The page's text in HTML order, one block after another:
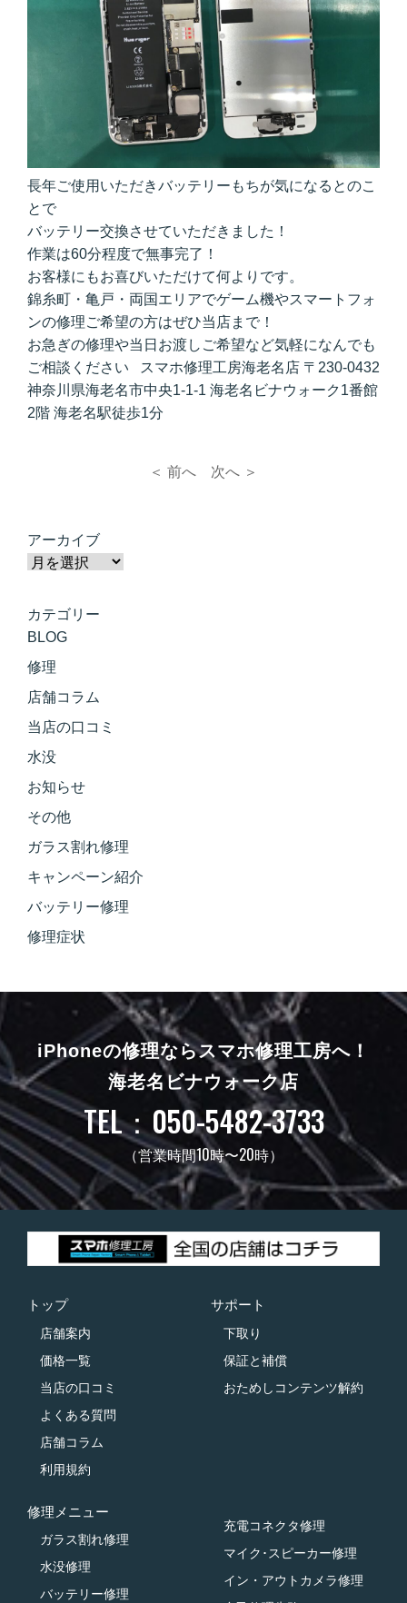
長年ご使用いただきバッテリーもちが気になるとのこ
とで
バッテリー交換させていただきました！
作業は60分程度で無事完了！
お客様にもお喜びいただけて何よりです。
錦糸町・亀戸・両国エリアでゲーム機やスマートフォ
ンの修理ご希望の方はぜひ当店まで！
お急ぎの修理や当日お渡しご希望など気軽になんでも
ご相談ください スマホ修理工房海老名店 〒230-0432
神奈川県海老名市中央1-1-1 海老名ビナウォーク1番館
2階 海老名駅徒歩1分
＜ 前へ 次へ ＞
アーカイブ
カテゴリー
BLOG
修理
店舗コラム
当店の口コミ
水没
お知らせ
その他
ガラス割れ修理
キャンペーン紹介
バッテリー修理
修理症状
iPhoneの修理ならスマホ修理工房へ！
海老名ビナウォーク店
TEL：050-5482-3733
（営業時間10時〜20時）
トップ
店舗案内
価格一覧
当店の口コミ
よくある質問
店舗コラム
利用規約
サポート
下取り
保証と補償
おためしコンテンツ解約
修理メニュー
ガラス割れ修理
水没修理
バッテリー修理
充電コネクタ修理
マイク･スピーカー修理
イン・アウトカメラ修理